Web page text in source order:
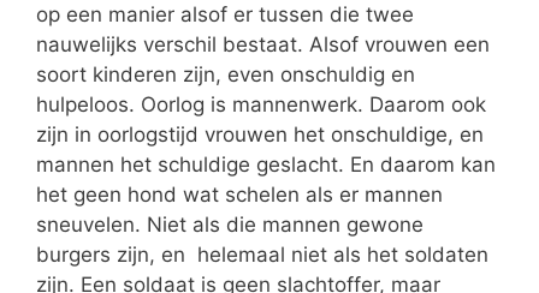
op een manier alsof er tussen die twee
nauwelijks verschil bestaat. Alsof vrouwen een
soort kinderen zijn, even onschuldig en
hulpeloos. Oorlog is mannenwerk. Daarom ook
zijn in oorlogstijd vrouwen het onschuldige, en
mannen het schuldige geslacht. En daarom kan
het geen hond wat schelen als er mannen
sneuvelen. Niet als die mannen gewone
burgers zijn, en helemaal niet als het soldaten
zijn. Een soldaat is geen slachtoffer, maar